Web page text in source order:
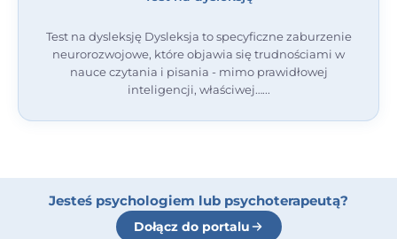
Test na dysleksję Dysleksja to specyficzne zaburzenie
neurorozwojowe, które objawia się trudnościami w
nauce czytania i pisania - mimo prawidłowej
inteligencji, właściwej…
Jesteś psychologiem lub psychoterapeutą?
Dołącz do portalu